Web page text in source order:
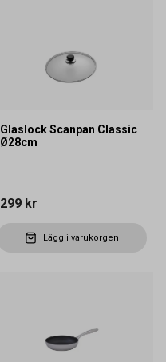
Glaslock Scanpan Classic
Ø28cm
299 kr
Lägg i varukorgen